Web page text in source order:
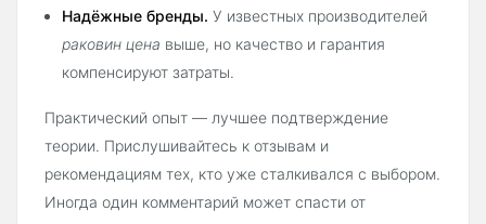
Надёжные бренды. У известных производителей
раковин цена выше, но качество и гарантия
компенсируют затраты.
Практический опыт — лучшее подтверждение
теории. Прислушивайтесь к отзывам и
рекомендациям тех, кто уже сталкивался с выбором.
Иногда один комментарий может спасти от